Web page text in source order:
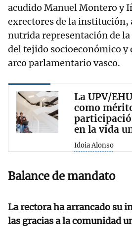
acudido Manuel Montero y
exrectores de la institución,
nutrida representación de la
del tejido socioeconómico y
arco parlamentario vasco.
La UPV/
como
en la vida
Idoia Alonso
Balance de mandato
La rectora ha arrancado su
las gracias a la comunidad